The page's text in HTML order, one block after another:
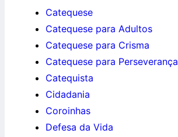
Catequese
Catequese para Adultos
Catequese para Crisma
Catequese para Perseverança
Catequista
Cidadania
Coroinhas
Defesa da Vida